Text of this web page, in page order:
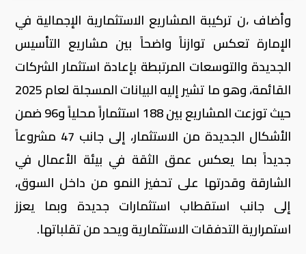
وأضاف ،ن تركيبة المشاريع الاستثمارية الإجمالية في
الإمارة تعكس توازناً واضحاً بين مشاريع التأسيس
الجديدة والتوسعات المرتبطة بإعادة استثمار الشركات
القائمة، وهو ما تشير إليه البيانات المسجلة لعام 2025
حيث توزعت المشاريع بين 188 استثماراً محلياً و96 ضمن
الأشكال الجديدة من الاستثمار، إلى جانب 47 مشروعاً
جديداً بما يعكس عمق الثقة في بيئة الأعمال في
الشارقة وقدرتها على تحفيز النمو من داخل السوق،
إلى جانب استقطاب استثمارات جديدة وبما يعزز
استمرارية التدفقات الاستثمارية ويحد من تقلباتها.